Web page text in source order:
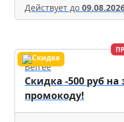
Действует до
Befree
Скидка -500 руб на
промокоду!